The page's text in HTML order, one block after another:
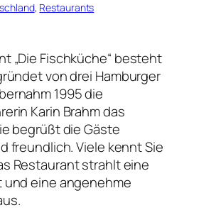
, Restaurants
„Die Fischküche“ besteht
von drei Hamburger
1995 die
Karin Brahm das
begrüßt die Gäste
freundlich. Viele kennt Sie
Restaurant strahlt eine
eine angenehme